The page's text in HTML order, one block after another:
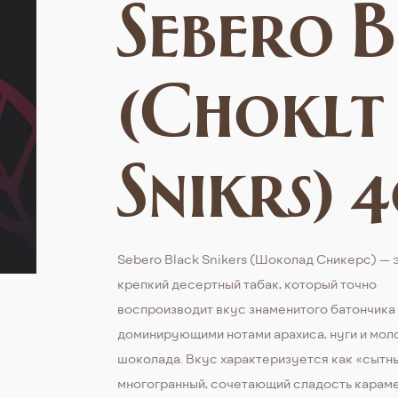
Sebero
(Choklt
Snikrs)
Sebero Black Snikers (Шоколад Сникерс) —
крепкий десертный табак, который точно
воспроизводит вкус знаменитого батончика
доминирующими нотами арахиса, нуги и
шоколада. Вкус характеризуется как
многогранный, сочетающий сладость